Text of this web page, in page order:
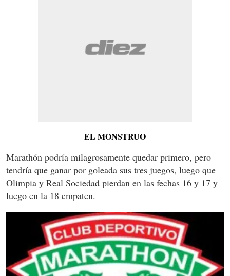
EL MONSTRUO
Marathón podría milagrosamente quedar primero, pero
tendría que ganar por goleada sus tres juegos, luego que
Olimpia y Real Sociedad pierdan en las fechas 16 y 17 y
luego en la 18 empaten.